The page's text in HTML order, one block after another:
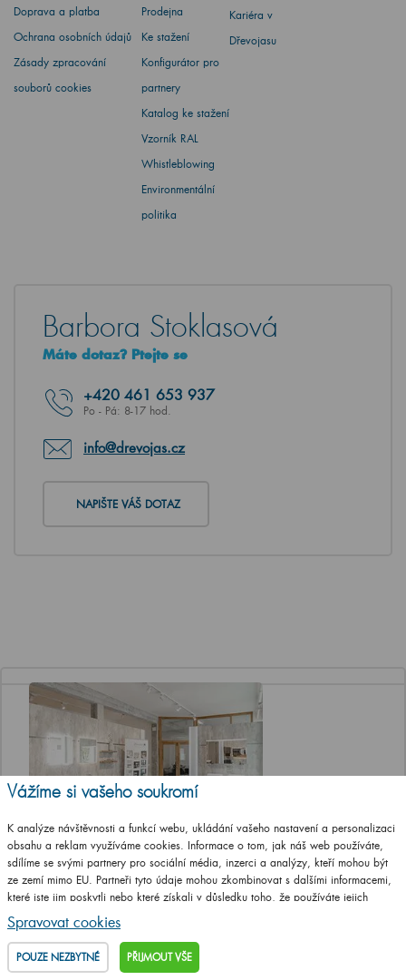
Doprava a platba
Ochrana osobních údajů
Zásady zpracování
souborů cookies
Prodejna
Ke stažení
Konfigurátor pro
partnery
Katalog ke stažení
Vzorník RAL
Whistleblowing
Environmentální
politika
Kariéra v
Dřevojasu
Barbora Stoklasová
Máte dotaz? Ptejte se
+420 461 653 937
Po - Pá: 8-17 hod.
info@drevojas.cz
NAPIŠTE VÁŠ DOTAZ
Jediná značková prodejna Dřevojasu v ČR
Otevírací doba
Út a Čt ZAVŘENO
Adresa prodejny
Vážíme si vašeho soukromí
K analýze návštěvnosti a funkcí webu, ukládání vašeho nastavení a personalizaci
obsahu a reklam využíváme cookies. Informace o tom, jak náš web používáte,
sdílíme se svými partnery pro sociální média, inzerci a analýzy, kteří mohou být
ze zemí mimo EU. Partneři tyto údaje mohou zkombinovat s dalšími informacemi,
které jste jim poskytli nebo které získali v důsledku toho, že používáte jejich
služby.
Podrobné informace
Spravovat cookies
POUZE NEZBYTNÉ PŘIJMOUT VŠE